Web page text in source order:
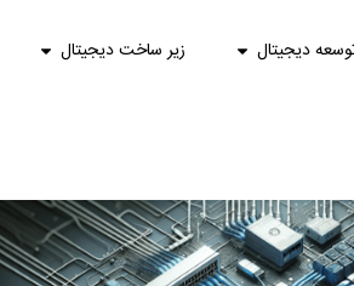
دیجیتال زیر ساخت دیجیتال